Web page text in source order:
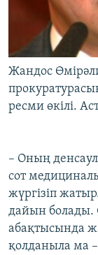
Жандос
ресми өкілі.
– Оның
сот
жүргізіп
дайын болады.
абақтысында
қолданыла ма